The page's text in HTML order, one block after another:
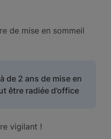
de mise en sommeil
de 2 ans de mise en
être radiée d’office
vigilant !